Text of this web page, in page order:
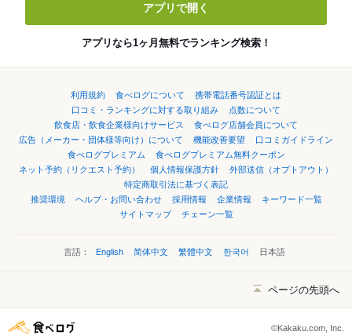
アプリで開く
アプリなら1ヶ月無料でランキング検索！
利用規約 食べログについて
携帯電話番号認証とは
口コミ・ランキングに対する取り組み
点数について
飲食店・飲食企業様向けサービス
食べログ店舗会員について
広告（メーカー・団体様等向け）について
機能改善要望
口コミガイドライン
食べログプレミアム
食べログプレミアム無料クーポン
ネット予約（リクエスト予約）
個人情報保護方針
外部送信（オプトアウト）
特定商取引法に基づく表記
推奨環境
ヘルプ・お問い合わせ 採用情報 企業情報
キーワード一覧
サイトマップ
チェーン一覧
言語： English 简体中文 繁體中文 한국어 日本語
ページの先頭へ
©Kakaku.com, Inc.